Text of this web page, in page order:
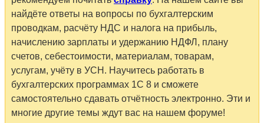
найдёте ответы на вопросы по бухгалтерским
проводкам, расчёту НДС и налога на прибыль,
начислению зарплаты и удержанию НДФЛ, плану
счетов, себестоимости, материалам, товарам,
услугам, учёту в УСН. Научитесь работать в
бухгалтерских программах 1С 8 и сможете
самостоятельно сдавать отчётность электронно. Эти и
многие другие темы ждут вас на нашем форуме!